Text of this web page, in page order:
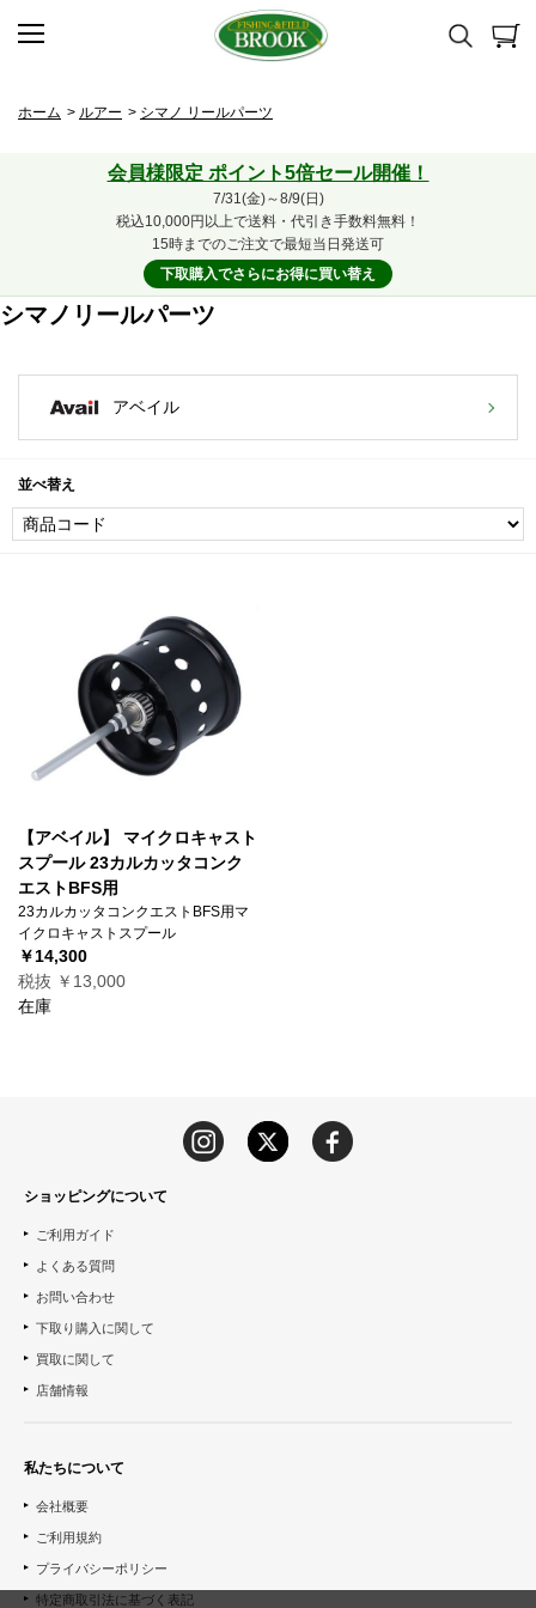
ホーム > ルアー > シマノ リールパーツ
会員様限定 ポイント5倍セール開催！
7/31(金)～8/9(日)
税込10,000円以上で送料・代引き手数料無料！
15時までのご注文で最短当日発送可
下取購入でさらにお得に買い替え
シマノリールパーツ
アベイル
並べ替え
【アベイル】 マイクロキャスト
スプール 23カルカッタコンク
エストBFS用
23カルカッタコンクエストBFS用マ
イクロキャストスプール
￥14,300
税抜 ￥13,000
在庫
ショッピングについて
ご利用ガイド
よくある質問
お問い合わせ
下取り購入に関して
買取に関して
店舗情報
私たちについて
会社概要
ご利用規約
プライバシーポリシー
特定商取引法に基づく表記